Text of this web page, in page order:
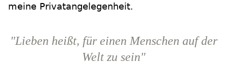
meine Privatangelegenheit.
"Lieben heißt, für einen Menschen auf der
Welt zu sein"